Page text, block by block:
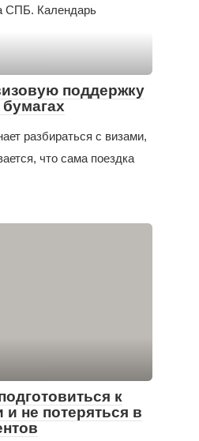
СПБ. Календарь
поддержку
разбираться с визами,
что сама поездка
к
и не потеряться в